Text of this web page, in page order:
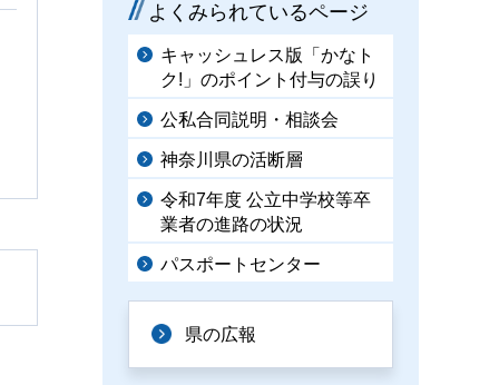
よくみられているページ
キャッシュレス版「かなト
ク!」のポイント付与の誤り
公私合同説明・相談会
神奈川県の活断層
令和7年度 公立中学校等卒
業者の進路の状況
パスポートセンター
県の広報